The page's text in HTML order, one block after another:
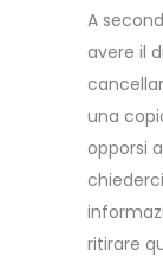
A
avere il
una
opporsi
ritirare